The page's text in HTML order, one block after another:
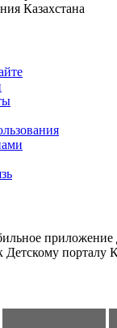
Казахстана
приложение
Детскому порталу